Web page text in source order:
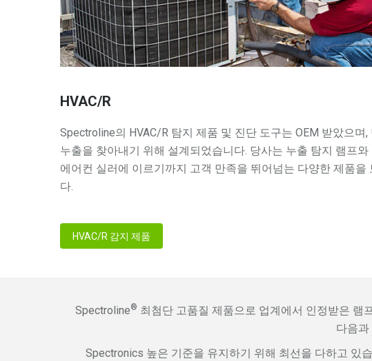
HVAC/R
Spectroline의 HVAC/R 탐지 제품 및 진단 도구는 OEM 받았으며
누출을 찾아내기 위해 설계되었습니다. 당사는 누출 탐지 램프와
에어컨 실러에 이르기까지 고객 만족을 뛰어넘는 다양한 제품을
다.
HVAC/R 감지 제품
Spectroline® 최첨단 고품질 제품으로 업계에서 인정받은 램
다음과
Spectronics 높은 기준을 유지하기 위해 최선을 다하고 있